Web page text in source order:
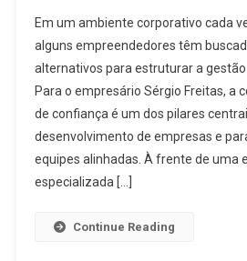
Em um ambiente corporativo cada
alguns empreendedores têm
alternativos para estruturar a gestão
Para o empresário Sérgio Freitas, a
de confiança é um dos pilares
desenvolvimento de empresas e
equipes alinhadas. À frente de uma
especializada […]
Continue Reading